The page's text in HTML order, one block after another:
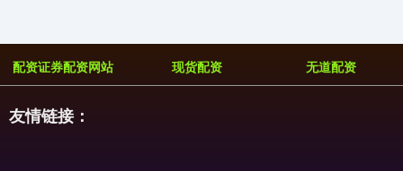
配资证券配资网站 现货配资 无道配资
友情链接：